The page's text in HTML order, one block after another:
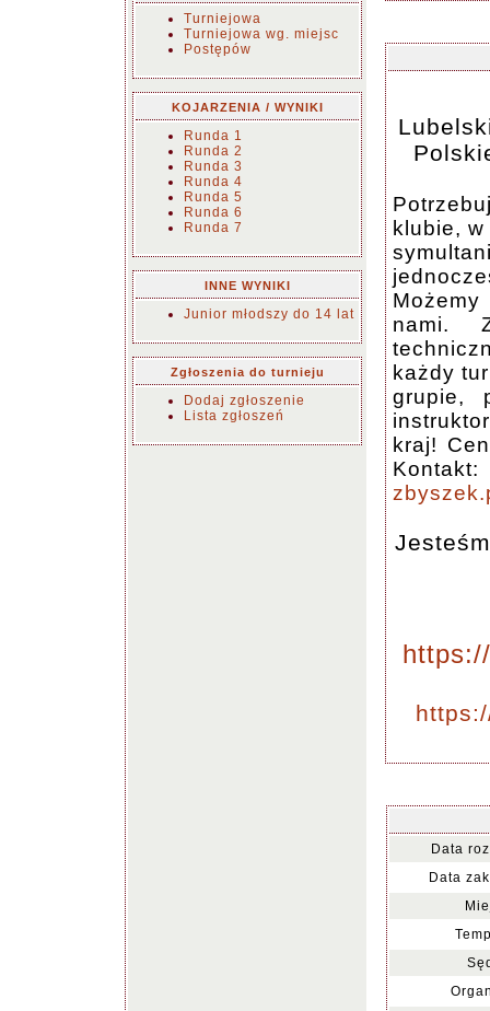
Turniejowa
Turniejowa wg. miejsc
Postępów
KOJARZENIA / WYNIKI
Runda 1
Runda 2
Runda 3
Runda 4
Runda 5
Runda 6
Runda 7
INNE WYNIKI
Junior młodszy do 14 lat
Zgłoszenia do turnieju
Dodaj zgłoszenie
Lista zgłoszeń
klubie,
nami.
każdy
grupie,
kraj!
Data
Data